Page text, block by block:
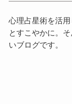
心理占星術を活
とすこやかに。
いブログです。